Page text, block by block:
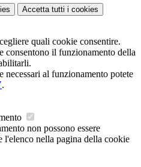
Accetta tutti i cookies
quali cookie consentire.
consentono il funzionamento della
necessari al funzionamento potete
.
non possono essere
l'elenco nella pagina della cookie